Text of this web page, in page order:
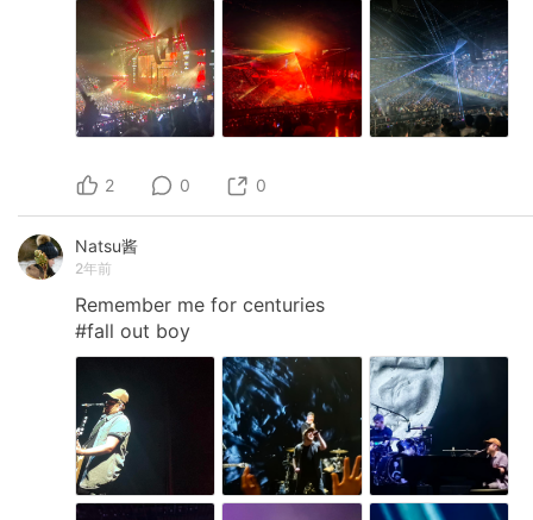
2 0 0
Natsu酱
2年前
Remember me for centuries
#fall out boy